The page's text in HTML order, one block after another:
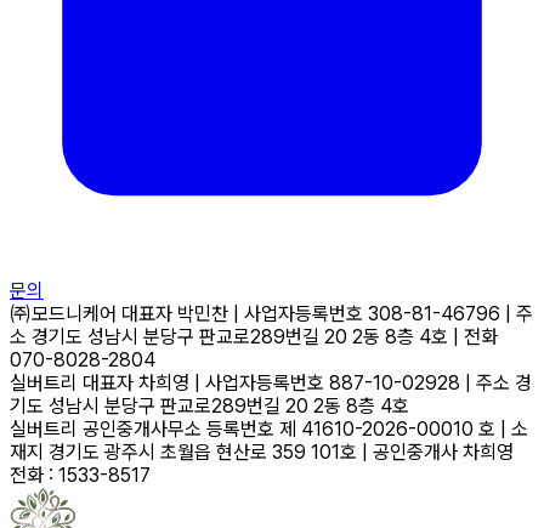
문의
㈜모드니케어 대표자 박민찬 사업자등록번호 308-81-46796
주
소 경기도 성남시 분당구 판교로289번길 20 2동 8층 4호
전화
070-8028-2804
실버트리 대표자 차희영 사업자등록번호 887-10-02928 주소 경
기도 성남시 분당구 판교로289번길 20 2동 8층 4호
실버트리 공인중개사무소 등록번호 제 41610-2026-00010 호
소
재지 경기도 광주시 초월읍 현산로 359 101호 공인중개사 차희영
전화 : 1533-8517